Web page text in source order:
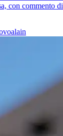
con commento